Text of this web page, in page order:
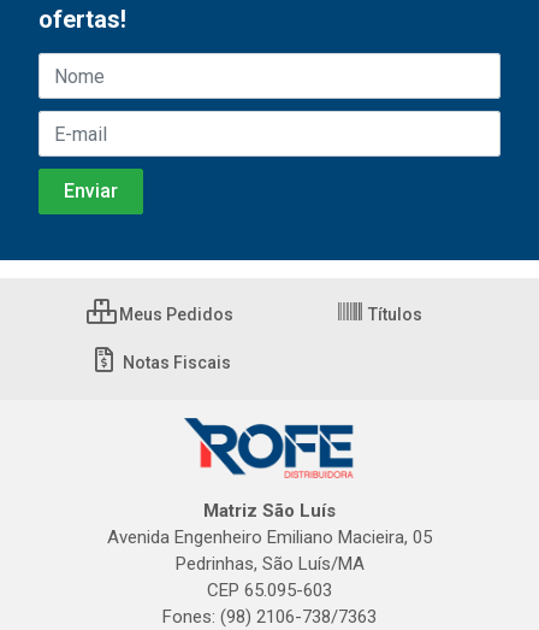
ofertas!
Meus Pedidos Títulos
Notas Fiscais
Matriz São Luís
Avenida Engenheiro Emiliano Macieira, 05
Pedrinhas, São Luís/MA
CEP 65.095-603
Fones: (98) 2106-738/7363